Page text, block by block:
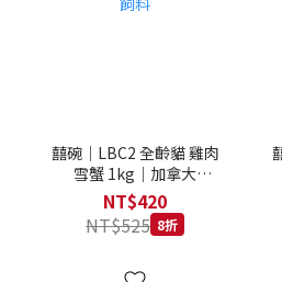
囍碗｜LBC2 全齡貓 雞肉
雪蟹 1kg｜加拿大
Loveabowl 天然無穀糧 1
公斤 成貓 無穀貓飼料
NT$420
NT$525 8折